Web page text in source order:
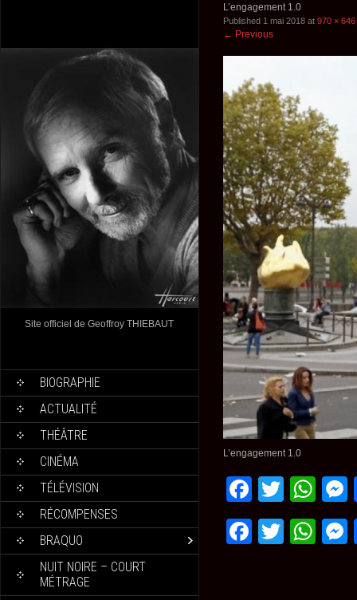
Site officiel de Geoffroy THIEBAUT
BIOGRAPHIE
ACTUALITÉ
THÉÂTRE
CINÉMA
TÉLÉVISION
RÉCOMPENSES
BRAQUO
NUIT NOIRE – COURT
MÉTRAGE
L’engagement 1.0
Published 1 mai 2018 at 970 × 646
← Previous
L’engagement 1.0